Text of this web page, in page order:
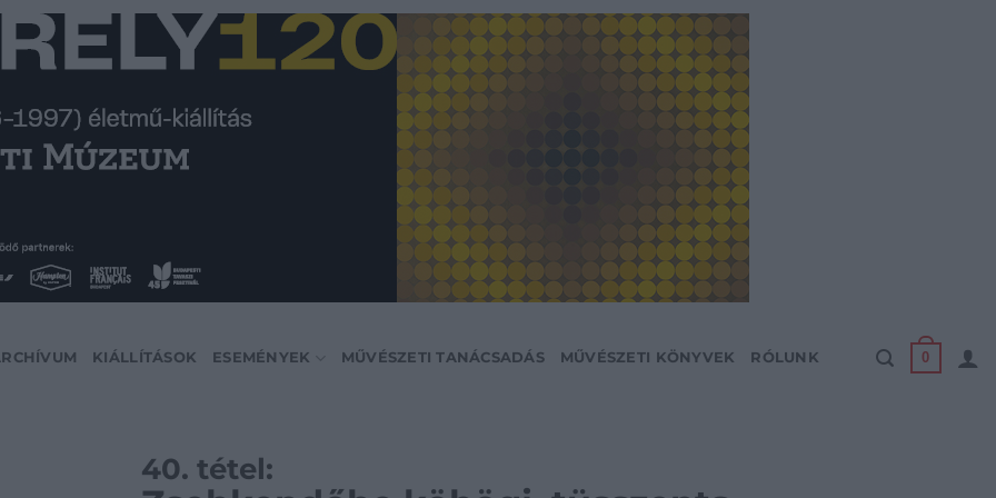
KIÁLLÍTÁSOK ESEMÉNYEK MŰVÉSZETI TANÁCSADÁS MŰVÉSZETI KÖNYVEK RÓLUNK 0
40. tétel: